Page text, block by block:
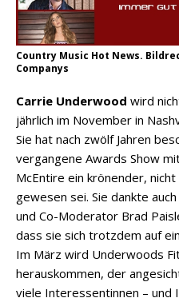
Country Music Hot News.
Companys
Carrie Underwood wird
jährlich im November in
Sie hat nach zwölf Jahren
vergangene Awards Show
McEntire ein krönender,
gewesen sei. Sie dankte
und Co-Moderator Brad
dass sie sich trotzdem auf
Im März wird Underwoods
herauskommen, der
viele Interessentinnen –